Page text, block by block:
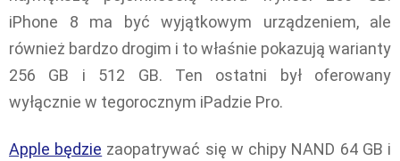
iPhone 8 ma być wyjątkowym urządzeniem, ale
również bardzo drogim i to właśnie pokazują warianty
256 GB i 512 GB. Ten ostatni był oferowany
wyłącznie w tegorocznym iPadzie Pro.
Apple będzie zaopatrywać się w chipy NAND 64 GB i